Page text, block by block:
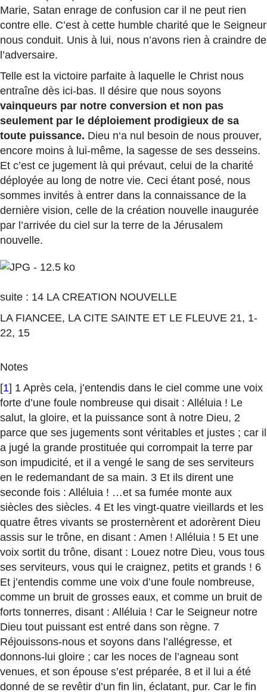
Marie, Satan enrage de confusion car il ne peut rien
contre elle. C’est à cette humble charité que le Seigneur
nous conduit. Unis à lui, nous n’avons rien à craindre de
l’adversaire.
Telle est la victoire parfaite à laquelle le Christ nous
entraîne dès ici-bas. Il désire que nous soyons
vainqueurs par notre conversion et non pas
seulement par le déploiement prodigieux de sa
toute puissance. Dieu n‘a nul besoin de nous prouver,
encore moins à lui-même, la sagesse de ses desseins.
Et c’est ce jugement là qui prévaut, celui de la charité
déployée au long de notre vie. Ceci étant posé, nous
sommes invités à entrer dans la connaissance de la
dernière vision, celle de la création nouvelle inaugurée
par l’arrivée du ciel sur la terre de la Jérusalem
nouvelle.
suite : 14 LA CREATION NOUVELLE
LA FIANCEE, LA CITE SAINTE ET LE FLEUVE 21, 1-
22, 15
Notes
[1] 1 Après cela, j’entendis dans le ciel comme une voix
forte d’une foule nombreuse qui disait : Alléluia ! Le
salut, la gloire, et la puissance sont à notre Dieu, 2
parce que ses jugements sont véritables et justes ; car il
a jugé la grande prostituée qui corrompait la terre par
son impudicité, et il a vengé le sang de ses serviteurs
en le redemandant de sa main. 3 Et ils dirent une
seconde fois : Alléluia ! …et sa fumée monte aux
siècles des siècles. 4 Et les vingt-quatre vieillards et les
quatre êtres vivants se prosternèrent et adorèrent Dieu
assis sur le trône, en disant : Amen ! Alléluia ! 5 Et une
voix sortit du trône, disant : Louez notre Dieu, vous tous
ses serviteurs, vous qui le craignez, petits et grands ! 6
Et j’entendis comme une voix d’une foule nombreuse,
comme un bruit de grosses eaux, et comme un bruit de
forts tonnerres, disant : Alléluia ! Car le Seigneur notre
Dieu tout puissant est entré dans son règne. 7
Réjouissons-nous et soyons dans l’allégresse, et
donnons-lui gloire ; car les noces de l’agneau sont
venues, et son épouse s’est préparée, 8 et il lui a été
donné de se revêtir d’un fin lin, éclatant, pur. Car le fin